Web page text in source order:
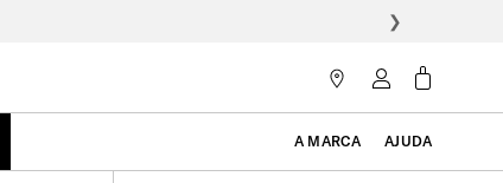
❯
A MARCA AJUDA